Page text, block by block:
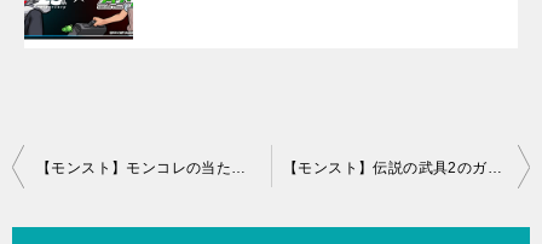
投
【モンスト】モンコレの当たりと評価(モンストコレクション)【11月】 【モンスト】伝説の武具2のガチャ当たりと評価！おすすめ運極は？